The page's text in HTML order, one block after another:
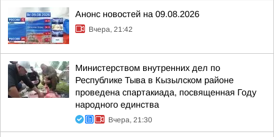
Анонс новостей на 09.08.2026
Вчера, 21:42
Министерством внутренних дел по
Республике Тыва в Кызылском районе
проведена спартакиада, посвященная Году
народного единства
Вчера, 21:30